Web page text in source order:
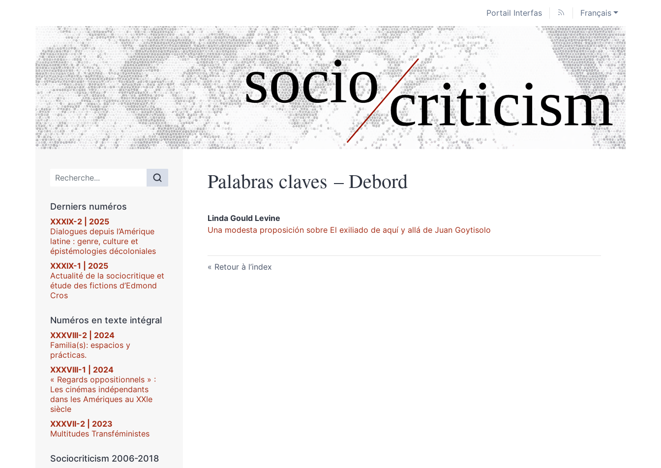
Portail Interfas Français
Menu principal
Derniers numéros
XXXIX-2 | 2025
Dialogues depuis l’Amérique
latine : genre, culture et
épistémologies décoloniales
XXXIX-1 | 2025
Actualité de la sociocritique et
étude des fictions d’Edmond
Cros
Numéros en texte intégral
XXXVIII-2 | 2024
Familia(s): espacios y
prácticas.
XXXVIII-1 | 2024
« Regards oppositionnels » :
Les cinémas indépendants
dans les Amériques au XXIe
siècle
XXXVII-2 | 2023
Multitudes Transféministes
Sociocriticism 2006-2018
Palabras claves – Debord
Linda Gould Levine
Una modesta proposición sobre El exiliado de aquí y allá de Juan Goytisolo
Retour à l’index